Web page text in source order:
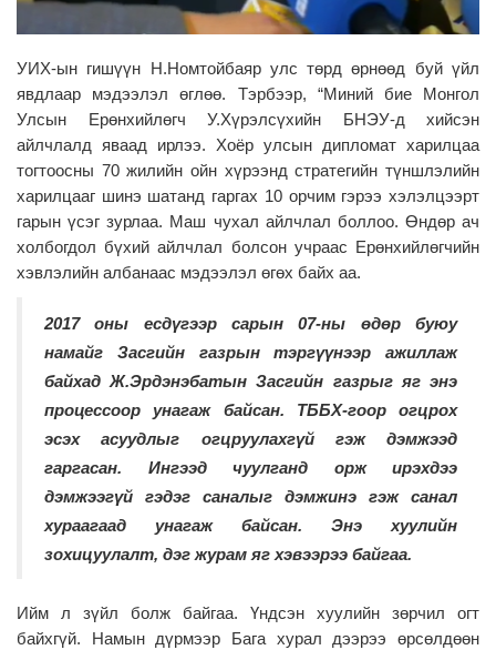
УИХ-ын гишүүн Н.Номтойбаяр улс төрд өрнөөд буй үйл
явдлаар мэдээлэл өглөө. Тэрбээр, “Миний бие Монгол
Улсын Ерөнхийлөгч У.Хүрэлсүхийн БНЭУ-д хийсэн
айлчлалд яваад ирлээ. Хоёр улсын дипломат харилцаа
тогтоосны 70 жилийн ойн хүрээнд стратегийн түншлэлийн
харилцааг шинэ шатанд гаргах 10 орчим гэрээ хэлэлцээрт
гарын үсэг зурлаа. Маш чухал айлчлал боллоо. Өндөр ач
холбогдол бүхий айлчлал болсон учраас Ерөнхийлөгчийн
хэвлэлийн албанаас мэдээлэл өгөх байх аа.
2017 оны есдүгээр сарын 07-ны өдөр буюу
намайг Засгийн газрын тэргүүнээр ажиллаж
байхад Ж.Эрдэнэбатын Засгийн газрыг яг энэ
процессоор унагаж байсан. ТББХ-гоор огцрох
эсэх асуудлыг огцруулахгүй гэж дэмжээд
гаргасан. Ингээд чуулганд орж ирэхдээ
дэмжээгүй гэдэг саналыг дэмжинэ гэж санал
хураагаад унагаж байсан. Энэ хуулийн
зохицуулалт, дэг журам яг хэвээрээ байгаа.
Ийм л зүйл болж байгаа. Үндсэн хуулийн зөрчил огт
байхгүй. Намын дүрмээр Бага хурал дээрээ өрсөлдөөн